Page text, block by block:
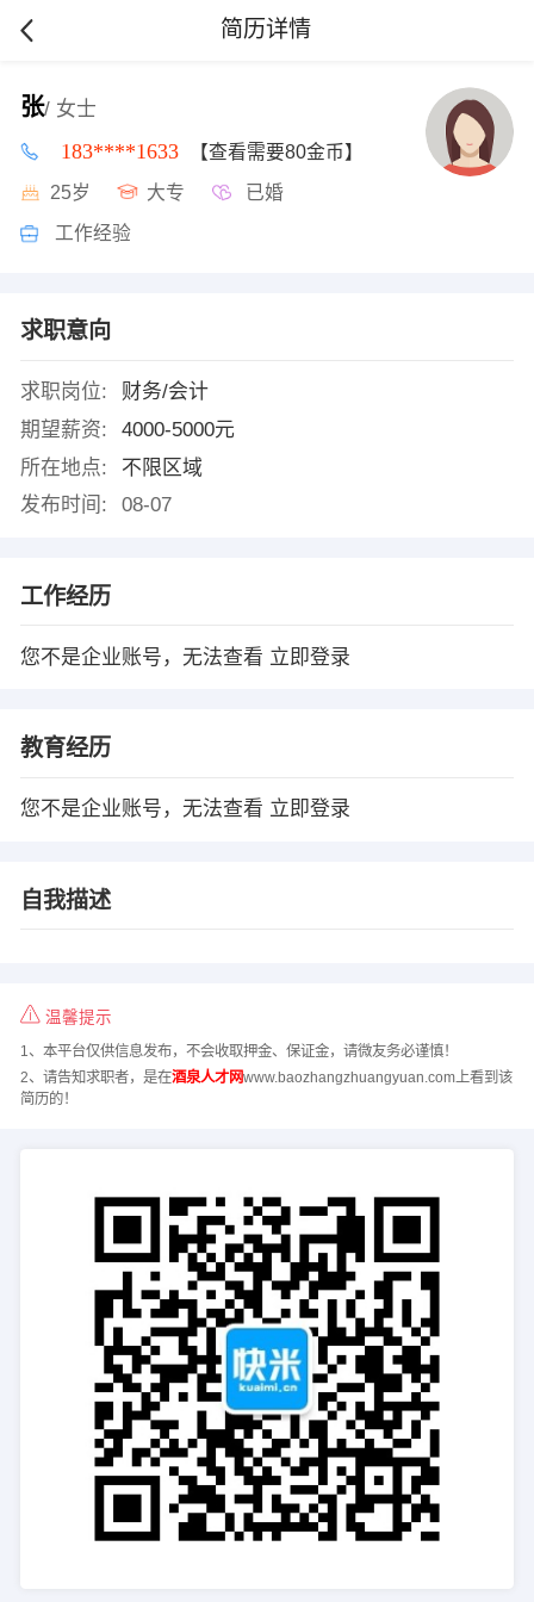
简历详情
张/ 女士
183****1633 【查看需要80金币】
25岁 大专 已婚
工作经验
求职意向
求职岗位:
财务/会计
期望薪资:
4000-5000元
所在地点:
不限区域
发布时间:
08-07
工作经历
您不是企业账号，无法查看 立即登录
教育经历
您不是企业账号，无法查看 立即登录
自我描述
温馨提示
1、本平台仅供信息发布，不会收取押金、保证金，请微友务必谨慎！
2、请告知求职者，是在酒泉人才网www.baozhangzhuangyuan.com上看到该
简历的！